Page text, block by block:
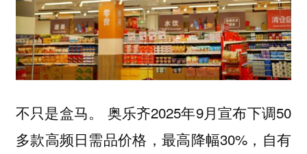
不只是盒马。 奥乐齐2025年9月宣布下调50
多款高频日需品价格，最高降幅30%，自有